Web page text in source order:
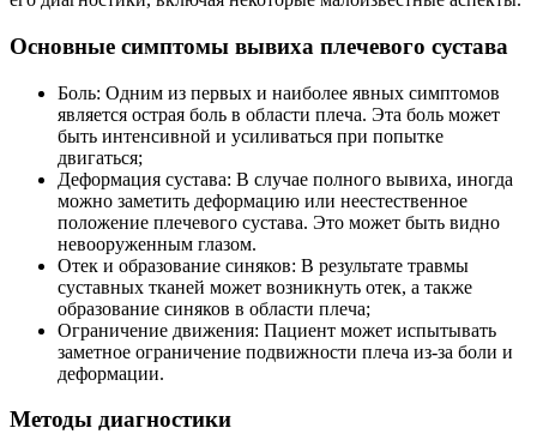
Основные симптомы вывиха плечевого сустава
Боль: Одним из первых и наиболее явных симптомов
является острая боль в области плеча. Эта боль может
быть интенсивной и усиливаться при попытке
двигаться;
Деформация сустава: В случае полного вывиха, иногда
можно заметить деформацию или неестественное
положение плечевого сустава. Это может быть видно
невооруженным глазом.
Отек и образование синяков: В результате травмы
суставных тканей может возникнуть отек, а также
образование синяков в области плеча;
Ограничение движения: Пациент может испытывать
заметное ограничение подвижности плеча из-за боли и
деформации.
Методы диагностики